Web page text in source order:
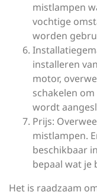
mistlampen
vochtige
worden
installeren
motor,
schakelen
wordt
Prijs:
mistlampen.
beschikbaar
bepaal wat je
Het is raadzaam